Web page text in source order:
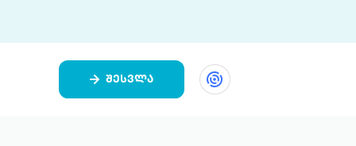
შესვლა